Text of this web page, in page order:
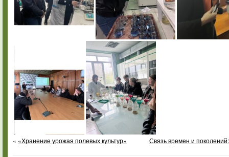
« «Хранение урожая полевых культур» Связь времен и